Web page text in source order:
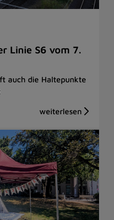
Linie S6 vom 7.
auch die Haltepunkte